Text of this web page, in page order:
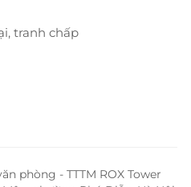
tranh chấp
phòng - TTTM ROX Tower